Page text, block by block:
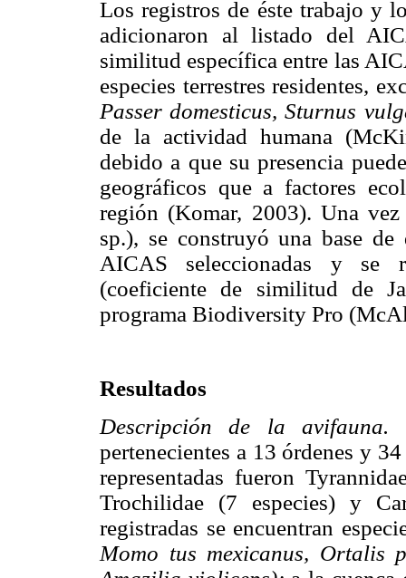
Los registros de éste trabajo y
adicionaron al listado del
similitud específica entre las
especies terrestres residentes,
Passer domesticus, Sturnus
de la actividad humana
debido a que su presencia
geográficos que a factores
región (Komar, 2003). Una
sp.), se construyó una base de
AICAS seleccionadas y se
(coeficiente de similitud de
programa Biodiversity Pro
Resultados
Descripción de la avifauna.
pertenecientes a 13 órdenes y
representadas fueron
Trochilidae (7 especies) y
registradas se encuentran
Momo tus mexicanus, Ortalis